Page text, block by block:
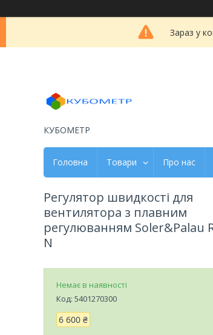
Зараз у
КУБОМЕТР
Головна Товари Про нас
Регулятор швидкості для
вентилятора з плавним
регулюванням Soler&Palau
N
Немає в наявності
Код: 5401270300
6 600 ₴